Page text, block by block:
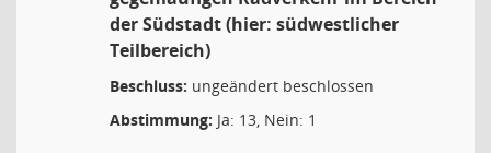
der Südstadt (hier: südwestlicher
Teilbereich)
Beschluss: ungeändert beschlossen
Abstimmung: Ja: 13, Nein: 1